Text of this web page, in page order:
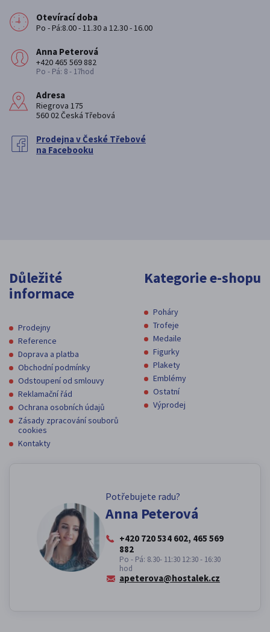
Otevírací doba
Po - Pá:8.00 - 11.30 a 12.30 - 16.00
Anna Peterová
+420 465 569 882
Po - Pá: 8 - 17hod
Adresa
Riegrova 175
560 02 Česká Třebová
Prodejna v České Třebové
na Facebooku
Důležité
informace
Prodejny
Reference
Doprava a platba
Obchodní podmínky
Odstoupení od smlouvy
Reklamační řád
Ochrana osobních údajů
Zásady zpracování souborů
cookies
Kontakty
Kategorie e-shopu
Poháry
Trofeje
Medaile
Figurky
Plakety
Emblémy
Ostatní
Výprodej
Potřebujete radu?
Anna Peterová
+420 720 534 602, 465 569
882
Po - Pá: 8.30- 11:30 12:30 - 16:30
hod
apeterova@hostalek.cz